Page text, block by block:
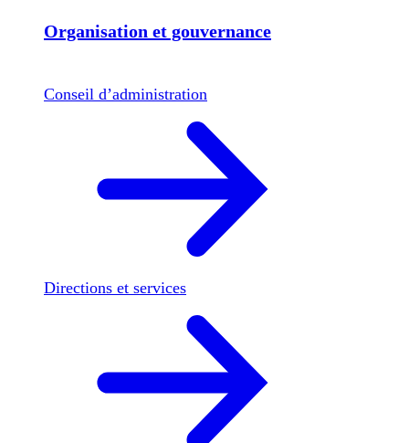
Organisation et gouvernance
Conseil d’administration
Directions et services